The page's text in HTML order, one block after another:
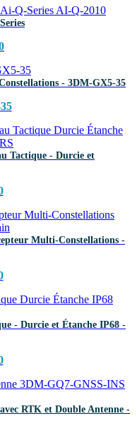
- 3DM-GX5-35
Tactique - Durcie et
Multi-Constellations -
- Durcie et Étanche IP68 -
RTK et Double Antenne -